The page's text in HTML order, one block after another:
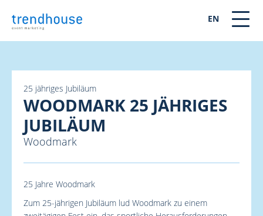
EN
25 jähriges Jubiläum
WOODMARK 25 JÄHRIGES
JUBILÄUM
Woodmark
25 Jahre Woodmark
Zum 25-jährigen Jubiläum lud Woodmark zu einem